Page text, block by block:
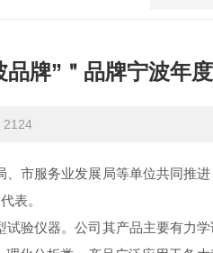
牌”＂品牌宁波年
服务业发展局等单位共同推
表。
仪器。公司其产品主要有力